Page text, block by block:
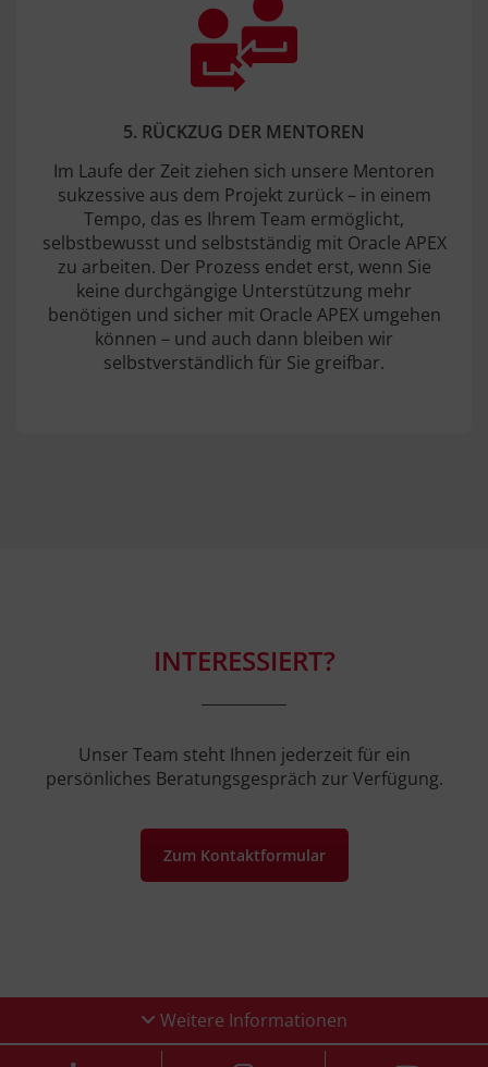
5. RÜCKZUG DER MENTOREN
Im Laufe der Zeit ziehen sich unsere Mentoren
sukzessive aus dem Projekt zurück – in einem
Tempo, das es Ihrem Team ermöglicht,
selbstbewusst und selbstständig mit Oracle APEX
zu arbeiten. Der Prozess endet erst, wenn Sie
keine durchgängige Unterstützung mehr
benötigen und sicher mit Oracle APEX umgehen
können – und auch dann bleiben wir
selbstverständlich für Sie greifbar.
INTERESSIERT?
Unser Team steht Ihnen jederzeit für ein
persönliches Beratungsgespräch zur Verfügung.
Zum Kontaktformular
Weitere Informationen